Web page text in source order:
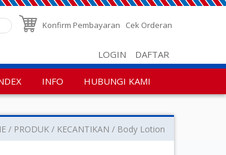
Konfirm Pembayaran Cek Orderan
LOGIN DAFTAR
INFO HUBUNGI KAMI
PRODUK KECANTIKAN Body Lotion